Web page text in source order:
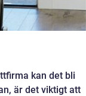
kan det bli
är det viktigt att